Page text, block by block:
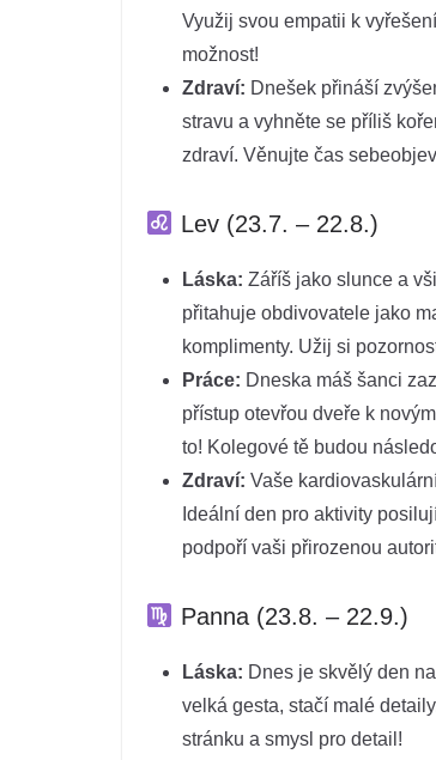
Využij svou empatii k
možnost!
Zdraví: Dnešek přináší
stravu a vyhněte se příliš
zdraví. Věnujte čas
Lev (23.7. – 22.8.)
Láska: Záříš jako slunce a
přitahuje obdivovatele jako
komplimenty. Užij si
Práce: Dneska máš šanci
přístup otevřou dveře k
to! Kolegové tě budou
Zdraví: Vaše
Ideální den pro aktivity
podpoří vaši přirozenou
Panna (23.8. – 22.9.)
Láska: Dnes je skvělý den
velká gesta, stačí malé
stránku a smysl pro detail!